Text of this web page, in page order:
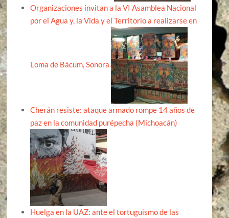
Organizaciones invitan a la VI Asamblea Nacional
por el Agua y, la Vida y el Territorio a realizarse en
Loma de Bácum, Sonora.
Cherán resiste: ataque armado rompe 14 años de
paz en la comunidad purépecha (Michoacán)
Huelga en la UAZ: ante el tortuguismo de las